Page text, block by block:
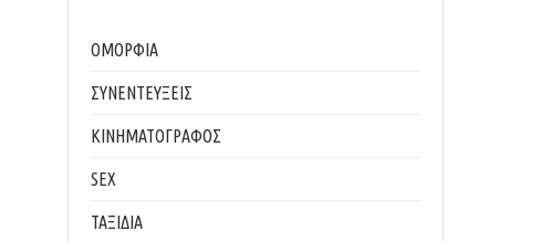
ΟΜΟΡΦΙΑ
ΣΥΝΕΝΤΕΥΞΕΙΣ
ΚΙΝΗΜΑΤΟΓΡΑΦΟΣ
SEX
ΤΑΞΙΔΙΑ